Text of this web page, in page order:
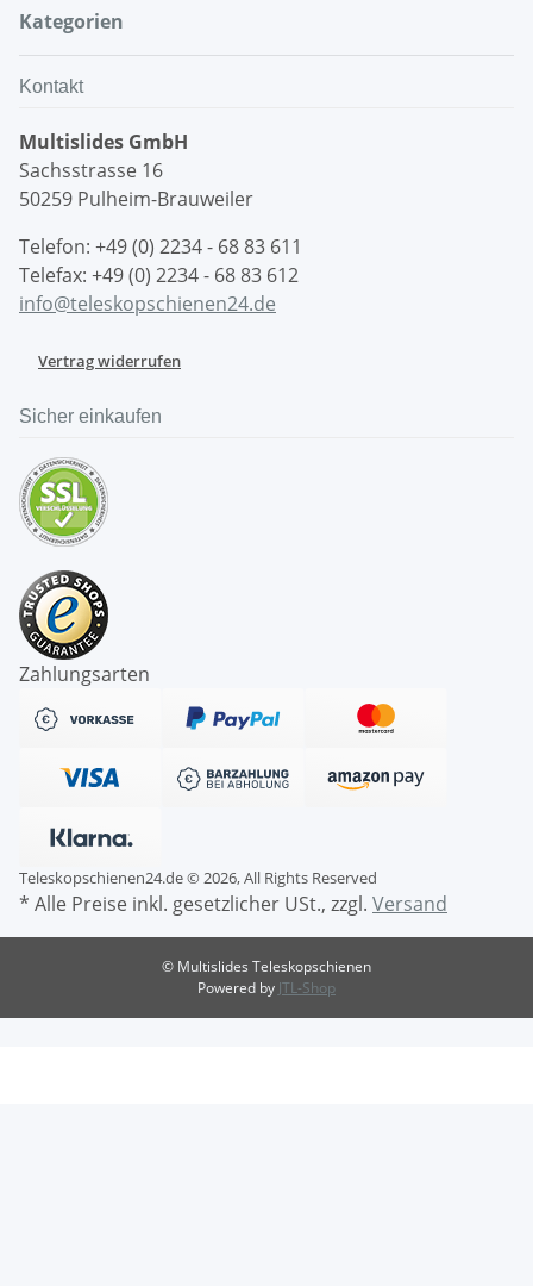
Kategorien
Kontakt
Multislides GmbH
Sachsstrasse 16
50259 Pulheim-Brauweiler
Telefon: +49 (0) 2234 - 68 83 611
Telefax: +49 (0) 2234 - 68 83 612
info@teleskopschienen24.de
Vertrag widerrufen
Sicher einkaufen
Zahlungsarten
Teleskopschienen24.de © 2026, All Rights Reserved
* Alle Preise inkl. gesetzlicher USt., zzgl. Versand
© Multislides Teleskopschienen
Powered by JTL-Shop